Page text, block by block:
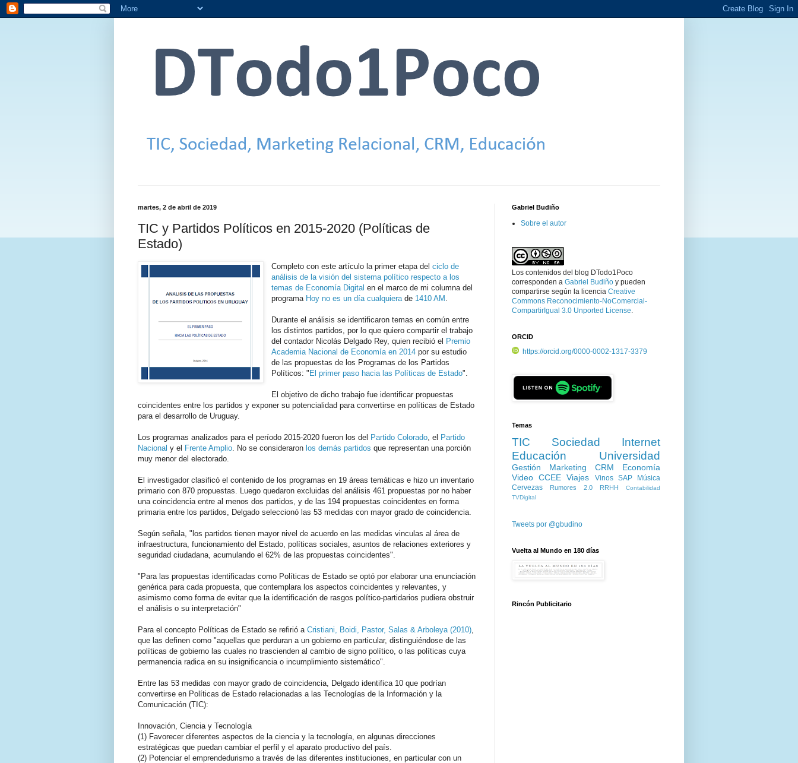
martes, 2 de abril de 2019
TIC y Partidos Políticos en 2015-2020 (Políticas de
Estado)
Completo con este artículo la primer etapa delciclo de
análisis de la visión del sistema político respecto a los
temas de Economía Digital en el marco de mi columna del
programa Hoy no es un día cualquiera de 1410 AM
Durante el análisis se identificaron temas en común entre
los distintos partidos, por lo que quiero compartir el trabajo
del contador Nicolás Delgado Rey, quien recibió el Premio
Academia Nacional de Economía en 2014 por su estudio
de las propuestas de los Programas de los Partidos
Políticos: "El primer paso hacia las Políticas de Estado".
El objetivo de dicho trabajo fue identificar propuestas
coincidentes entre los partidos y exponer su potencialidad para convertirse en políticas de Estado
para el desarrollo de Uruguay.
Los programas analizados para el período 2015-2020 fueron los del Partido Colorado , el Partido
Nacional y el Frente Amplio . No se consideraron los demás partidos que representan una porción
muy menor del electorado.
El investigador clasificó el contenido de los programas en 19 áreas temáticas e hizo un inventario
primario con 870 propuestas. Luego quedaron excluidas del análisis 461 propuestas por no haber
una coincidencia entre al menos dos partidos, y de las 194 propuestas coincidentes en forma
primaria entre los partidos, Delgado seleccionó las 53 medidas con mayor grado de coincidencia.
Según señala, "los partidos tienen mayor nivel de acuerdo en las medidas vinculas al área de
infraestructura, funcionamiento del Estado, políticas sociales, asuntos de relaciones exteriores y
seguridad ciudadana, acumulando el 62% de las propuestas coincidentes".
"Para las propuestas identificadas como Políticas de Estado se optó por elaborar una enunciación
genérica para cada propuesta, que contemplara los aspectos coincidentes y relevantes, y
asimismo como forma de evitar que la identificación de rasgos político-partidarios pudiera obstruir
el análisis o su interpretación"
Para el concepto Políticas de Estado se refirió a Cristiani, Boidi, Pastor, Salas & Arboleya (2010)
que las definen como "aquellas que perduran a un gobierno en particular, distinguiéndose de las
políticas de gobierno las cuales no trascienden al cambio de signo político, o las políticas cuya
permanencia radica en su insignificancia o incumplimiento sistemático".
Entre las 53 medidas con mayor grado de coincidencia, Delgado identifica 10 que podrían
convertirse en Políticas de Estado relacionadas a las Tecnologías de la Información y la
Comunicación (TIC):
Innovación, Ciencia y Tecnología
(1) Favorecer diferentes aspectos de la ciencia y la tecnología, en algunas direcciones
estratégicas que puedan cambiar el perfil y el aparato productivo del país.
(2) Potenciar el emprendedurismo a través de las diferentes instituciones, en particular con un
Gabriel Budiño
Sobre el autor
Los contenidos del blog DTodo1Poco
corresponden a Gabriel Budiño y pueden
compartirse según la licencia Creative
Commons Reconocimiento-NoComercial-
CompartirIgual 3.0 Unported License.
ORCID
https://orcid.org/0000-0002-1317-3379
Temas
TIC Sociedad
Internet
Educación
Universidad
Gestión Marketing CRM
Economía
Video CCEE Viajes Vinos SAP
Música
Cervezas
Rumores 2.0 RRHH
Contabilidad
TVDigital
Tweets por @gbudino
Vuelta al Mundo en 180 días
Rincón Publicitario